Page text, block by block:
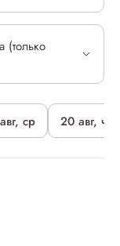
ср 20 авг, чт
(только